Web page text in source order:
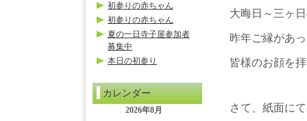
大晦日～三ヶ
昨年ご縁があ
皆様のお顔を
さて、紙面に
初参りの赤ちゃん
初参りの赤ちゃん
夏の一日寺子屋参加者
募集中
本日の初参り
カレンダー
2026年8月